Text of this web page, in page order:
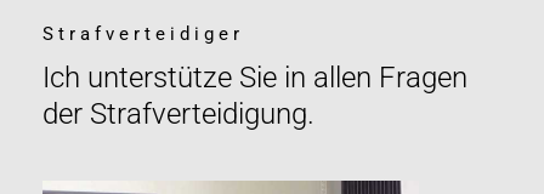
Strafverteidiger
Ich unterstütze Sie in allen Fragen
der Strafverteidigung.